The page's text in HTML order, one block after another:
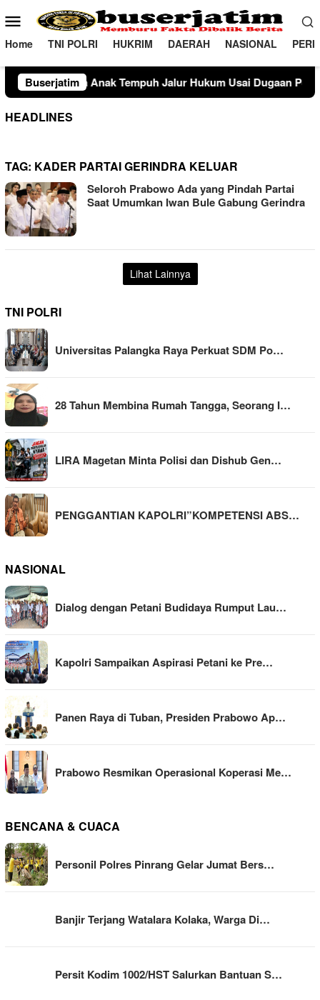
ke
konten
Menu
Mobile
Home TNI POLRI HUKRIM DAERAH NASIONAL
Buserjatim
Jalur Hukum Usai Dugaan Perselingkuhan Suami di
HEADLINES
TAG: KADER PARTAI GERINDRA KELUAR
Seloroh Prabowo Ada yang Pindah Partai
Saat Umumkan Iwan Bule Gabung Gerindra
Lihat Lainnya
TNI POLRI
Universitas Palangka Raya Perkuat SDM Po…
28 Tahun Membina Rumah Tangga, Seorang I…
LIRA Magetan Minta Polisi dan Dishub Gen…
PENGGANTIAN KAPOLRI”KOMPETENSI ABS…
NASIONAL
Dialog dengan Petani Budidaya Rumput Lau…
Kapolri Sampaikan Aspirasi Petani ke Pre…
Panen Raya di Tuban, Presiden Prabowo Ap…
Prabowo Resmikan Operasional Koperasi Me…
BENCANA & CUACA
Personil Polres Pinrang Gelar Jumat Bers…
Banjir Terjang Watalara Kolaka, Warga Di…
Persit Kodim 1002/HST Salurkan Bantuan S…